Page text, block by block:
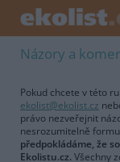
Názory a
Pokud chcete v této
ekolist@ekolist.cz
právo nezveřejnit
nesrozumitelně
předpokládáme, že
Ekolistu.cz. Všechny